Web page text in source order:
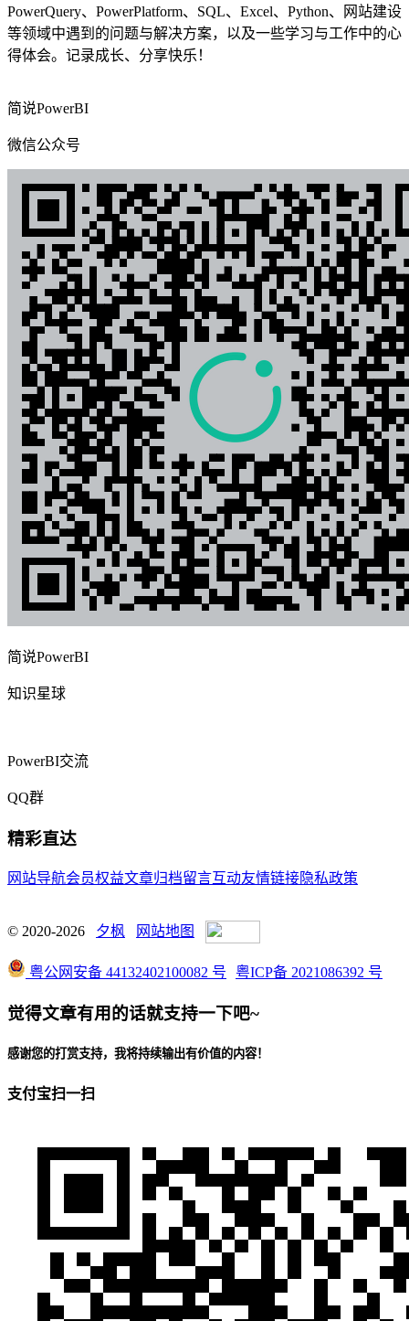
PowerQuery、PowerPlatform、SQL、Excel、Python、网站建设
等领域中遇到的问题与解决方案，以及一些学习与工作中的心
得体会。记录成长、分享快乐！
简说PowerBI
微信公众号
简说PowerBI
知识星球
PowerBI交流
QQ群
精彩直达
网站导航会员权益文章归档留言互动友情链接隐私政策
© 2020-2026 夕枫 网站地图
粤公网安备 44132402100082 号 粤ICP备 2021086392 号
觉得文章有用的话就支持一下吧~
感谢您的打赏支持，我将持续输出有价值的内容！
支付宝扫一扫